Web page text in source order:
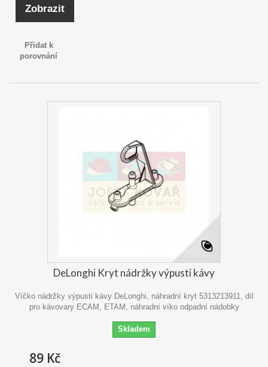
Zobrazit
Přidat k
porovnání
DeLonghi Kryt nádržky výpusti kávy
Víčko nádržky výpusti kávy DeLonghi, náhradní kryt 5313213911, díl
pro kávovary ECAM, ETAM, náhradní víko odpadní nádobky
Skladem
89 Kč